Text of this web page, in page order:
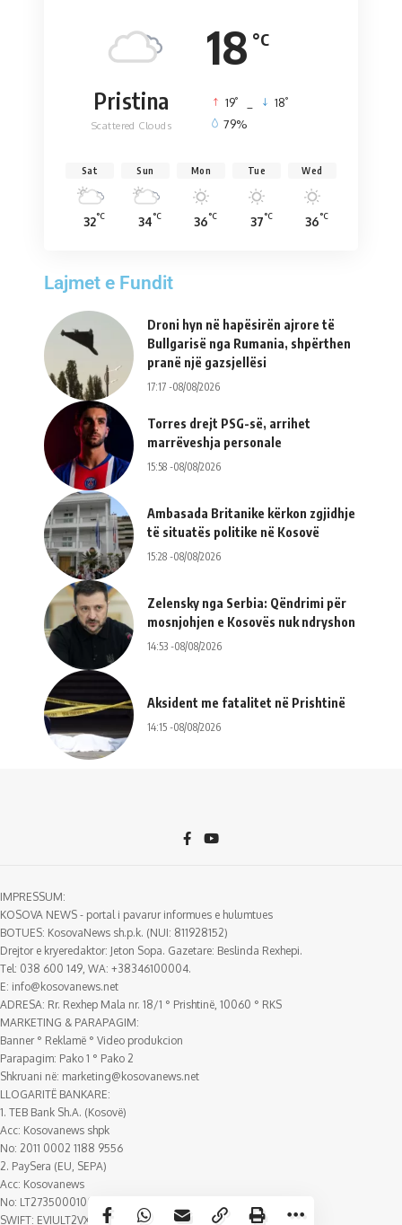
18 °C
Pristina
Scattered Clouds
19° 18°
79%
Sat
32°C
Sun
34°C
Mon
36°C
Tue
37°C
Wed
36°C
Lajmet e Fundit
Droni hyn në hapësirën ajrore të
Bullgarisë nga Rumania, shpërthen
pranë një gazsjellësi
17:17 -08/08/2026
Torres drejt PSG-së, arrihet
marrëveshja personale
15:58 -08/08/2026
Ambasada Britanike kërkon zgjidhje
të situatës politike në Kosovë
15:28 -08/08/2026
Zelensky nga Serbia: Qëndrimi për
mosnjohjen e Kosovës nuk ndryshon
14:53 -08/08/2026
Aksident me fatalitet në Prishtinë
14:15 -08/08/2026
IMPRESSUM:
KOSOVA NEWS - portal i pavarur informues e hulumtues
BOTUES: KosovaNews sh.p.k. (NUI: 811928152)
Drejtor e kryeredaktor: Jeton Sopa. Gazetare: Beslinda Rexhepi.
Tel: 038 600 149, WA: +38346100004.
E: info@kosovanews.net
ADRESA: Rr. Rexhep Mala nr. 18/1 ° Prishtinë, 10060 ° RKS
MARKETING & PARAPAGIM:
Banner ° Reklamë ° Video produkcion
Parapagim: Pako 1 ° Pako 2
Shkruani në: marketing@kosovanews.net
LLOGARITË BANKARE:
1. TEB Bank Sh.A. (Kosovë)
Acc: Kosovanews shpk
No: 2011 0002 1188 9556
2. PaySera (EU, SEPA)
Acc: Kosovanews
No: LT273500010018388807
SWIFT: EVIULT2VXXX